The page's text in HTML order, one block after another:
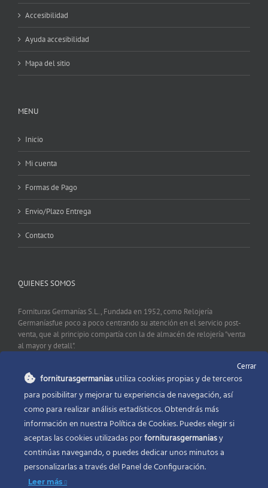
Accesibilidad
Ayuda accesibilidad
Mapa del sitio
MENU
Inicio
Mi cuenta
Formas de Pago
Envio/Plazo Entrega
Contacto
QUIENES SOMOS
Fornituras Germanías S.L., Fundada en 1952, como Relojería
Germaníasfue poco a poco centrando su atención en el servicio post-
venta, que al principio compartía con la de almacén de relojería "venta
al mayor y detall".
CONTACTO
Fornituras Germanías, Calle Sevilla 2, 46006 Valencia España
Phone:96 341 53 35
Email:info@forniturasgermanias.com
Cerrar
forniturasgermaniasutiliza cookies propias y de terceros
para posibilitar y mejorar tu experiencia de navegación, así
como para realizar análisis estadísticos. Obtendrás más
información en nuestra Política de Cookies. Puedes elegir si
aceptas las cookies utilizadas porforniturasgermaniasy
continúas navegando, o puedes dedicar unos minutos a
personalizarlas a través delPanel de Configuración.
Leer más